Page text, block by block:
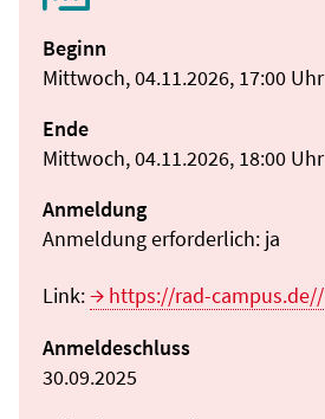
Beginn
Mittwoch, 04.11.2026, 17:00 Uhr
Ende
Mittwoch, 04.11.2026, 18:00 Uhr
Anmeldung
Anmeldung erforderlich: ja
Link:
https://rad-campus.de//
Anmeldeschluss
30.09.2025